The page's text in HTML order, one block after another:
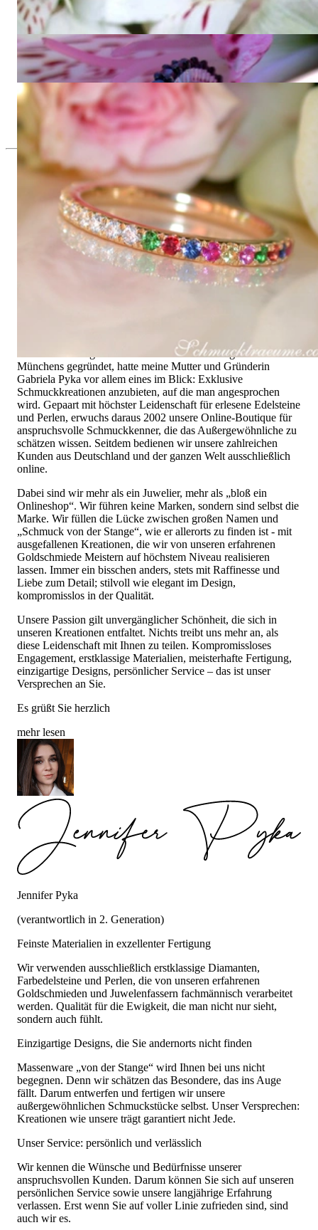
Drei zeitlose Brillanten Memory Ringe
11.430,00 €
Feiner Memory Ring mit schwarzen Diamanten
1.660,00 €
Wandelbarer Brillanten Memory Ring mit Multicolor Saphiren
1.390,00 €
Seit 1995
Exklusiver Schmuck, Leidenschaft für
das Außergewöhnliche
Hochwertiger Schmuck ist vor allem eine Frage des
Vertrauens. Zugleich sollte er so einzigartig sein wie die Frau,
die ihn trägt. Schmuck „von der Stange“ werden Sie daher bei
ist nicht nur unsere Überzeugung, sondern auch der Gedanke,
mit dem alles begann. 1995 als kleines Juweliergeschäft nahe
Münchens gegründet, hatte meine Mutter und Gründerin
Gabriela Pyka vor allem eines im Blick: Exklusive
Schmuckkreationen anzubieten, auf die man angesprochen
wird. Gepaart mit höchster Leidenschaft für erlesene Edelsteine
und Perlen, erwuchs daraus 2002 unsere Online-Boutique für
anspruchsvolle Schmuckkenner, die das Außergewöhnliche zu
schätzen wissen. Seitdem bedienen wir unsere zahlreichen
Kunden aus Deutschland und der ganzen Welt ausschließlich
online.
Dabei sind wir mehr als ein Juwelier, mehr als „bloß ein
Onlineshop“. Wir führen keine Marken, sondern sind selbst die
Marke. Wir füllen die Lücke zwischen großen Namen und
„Schmuck von der Stange“, wie er allerorts zu finden ist - mit
ausgefallenen Kreationen, die wir von unseren erfahrenen
Goldschmiede Meistern auf höchstem Niveau realisieren
lassen. Immer ein bisschen anders, stets mit Raffinesse und
Liebe zum Detail; stilvoll wie elegant im Design,
kompromisslos in der Qualität.
Unsere Passion gilt unvergänglicher Schönheit, die sich in
unseren Kreationen entfaltet. Nichts treibt uns mehr an, als
diese Leidenschaft mit Ihnen zu teilen. Kompromissloses
Engagement, erstklassige Materialien, meisterhafte Fertigung,
einzigartige Designs, persönlicher Service – das ist unser
Versprechen an Sie.
Es grüßt Sie herzlich
mehr lesen
Jennifer Pyka
(verantwortlich in 2. Generation)
Feinste Materialien in exzellenter Fertigung
Wir verwenden ausschließlich erstklassige Diamanten,
Farbedelsteine und Perlen, die von unseren erfahrenen
Goldschmieden und Juwelenfassern fachmännisch verarbeitet
werden. Qualität für die Ewigkeit, die man nicht nur sieht,
sondern auch fühlt.
Einzigartige Designs, die Sie andernorts nicht finden
Massenware „von der Stange“ wird Ihnen bei uns nicht
begegnen. Denn wir schätzen das Besondere, das ins Auge
fällt. Darum entwerfen und fertigen wir unsere
außergewöhnlichen Schmuckstücke selbst. Unser Versprechen:
Kreationen wie unsere trägt garantiert nicht Jede.
Unser Service: persönlich und verlässlich
Wir kennen die Wünsche und Bedürfnisse unserer
anspruchsvollen Kunden. Darum können Sie sich auf unseren
persönlichen Service sowie unsere langjährige Erfahrung
verlassen. Erst wenn Sie auf voller Linie zufrieden sind, sind
auch wir es.